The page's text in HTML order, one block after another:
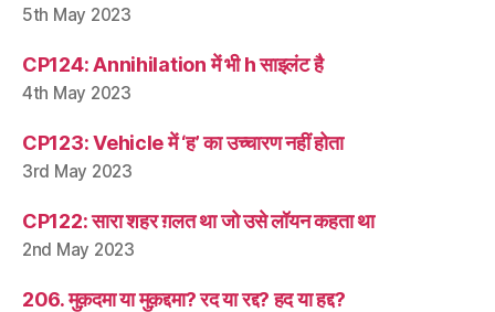
5th May 2023
CP124: Annihilation में भी h साइलंट है
4th May 2023
CP123: Vehicle में ‘ह’ का उच्चारण नहीं होता
3rd May 2023
CP122: सारा शहर ग़लत था जो उसे लॉयन कहता था
2nd May 2023
206. मुक़दमा या मुक़द्दमा? रद या रद्द? हद या हद्द?